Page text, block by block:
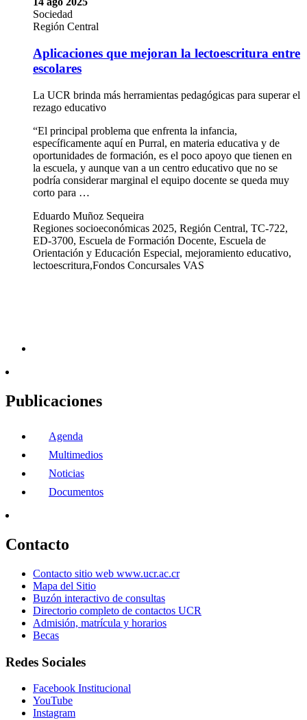
Sociedad
Región Central
Aplicaciones que mejoran la lectoescritura entre
escolares
La UCR brinda más herramientas pedagógicas para superar el
rezago educativo
“El principal problema que enfrenta la infancia,
específicamente aquí en Purral, en materia educativa y de
oportunidades de formación, es el poco apoyo que tienen en
la escuela, y aunque van a un centro educativo que no se
podría considerar marginal el equipo docente se queda muy
corto para …
Eduardo Muñoz Sequeira
Regiones socioeconómicas 2025, Región Central, TC-722,
ED-3700, Escuela de Formación Docente, Escuela de
Orientación y Educación Especial, mejoramiento educativo,
lectoescritura,Fondos Concursales VAS
Publicaciones
Agenda
Multimedios
Noticias
Documentos
Contacto
Contacto sitio web www.ucr.ac.cr
Mapa del Sitio
Buzón interactivo de consultas
Directorio completo de contactos UCR
Admisión, matrícula y horarios
Becas
Redes Sociales
Facebook Institucional
YouTube
Instagram